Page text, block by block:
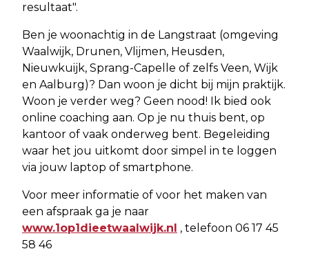
resultaat".
Ben je woonachtig in de Langstraat (omgeving
Waalwijk, Drunen, Vlijmen, Heusden,
Nieuwkuijk, Sprang-Capelle of zelfs Veen, Wijk
en Aalburg)? Dan woon je dicht bij mijn praktijk.
Woon je verder weg? Geen nood! Ik bied ook
online coaching aan. Op je nu thuis bent, op
kantoor of vaak onderweg bent. Begeleiding
waar het jou uitkomt door simpel in te loggen
via jouw laptop of smartphone.
Voor meer informatie of voor het maken van
een afspraak ga je naar
www.1op1dieetwaalwijk.nl , telefoon 06 17 45
58 46